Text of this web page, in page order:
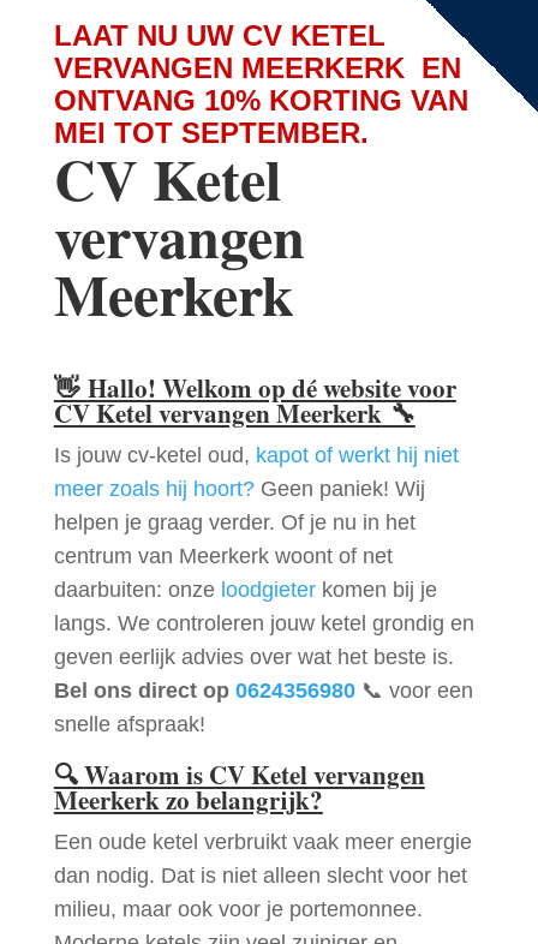
LAAT NU UW CV KETEL
VERVANGEN MEERKERK EN
ONTVANG 10% KORTING VAN
MEI TOT SEPTEMBER.
CV Ketel
vervangen
Meerkerk
👋 Hallo! Welkom op dé website voor
CV Ketel vervangen Meerkerk🔧
Is jouw cv-ketel oud, kapot of werkt hij niet
meer zoals hij hoort?Geen paniek! Wij
helpen je graag verder. Of je nu in het
centrum van Meerkerk woont of net
daarbuiten: onze loodgieterkomen bij je
langs. We controleren jouw ketel grondig en
geven eerlijk advies over wat het beste is.
Bel ons direct op 0624356980📞 voor een
snelle afspraak!
🔍Waarom is CV Ketel vervangen
Meerkerk zo belangrijk?
Een oude ketel verbruikt vaak meer energie
dan nodig. Dat is niet alleen slecht voor het
milieu, maar ook voor je portemonnee.